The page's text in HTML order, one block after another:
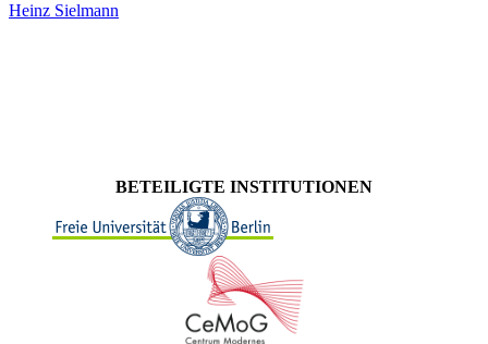
Heinz Sielmann
BETEILIGTE INSTITUTIONEN